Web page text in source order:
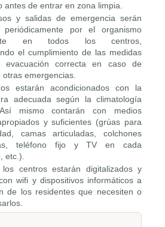
antes de entrar en zona limpia.
y salidas de emergencia serán
periódicamente por el organismo
en todos los centros,
el cumplimiento de las medidas
evacuación correcta en caso de
otras emergencias.
estarán acondicionados con la
adecuada según la climatología
mismo contarán con medios
y suficientes (grúas para
camas articuladas, colchones
teléfono fijo y TV en cada
etc.).
los centros estarán digitalizados y
wifi y dispositivos informáticos a
de los residentes que necesiten o